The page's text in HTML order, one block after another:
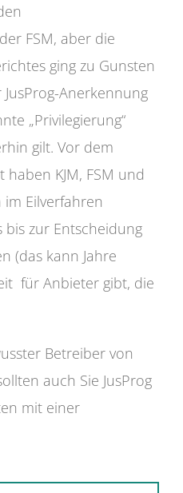
FSM, aber die
ging zu Gunsten
Anerkennung
„Privilegierung“
gilt. Vor dem
KJM, FSM und
im Eilverfahren
bis zur Entscheidung
(das kann Jahre
für Anbieter gibt, die
Betreiber von
auch Sie JusProg
mit einer